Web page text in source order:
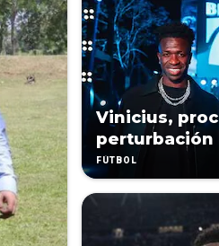
Vinicius,
perturbación
FÚTBOL